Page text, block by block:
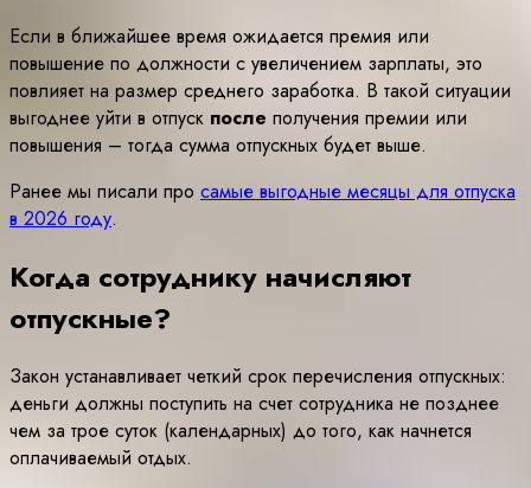
Если в ближайшее время ожидается премия или
повышение по должности с увеличением зарплаты, это
повлияет на размер среднего заработка. В такой ситуации
выгоднее уйти в отпуск после получения премии или
повышения – тогда сумма отпускных будет выше.
Ранее мы писали про самые выгодные месяцы для отпуска
в 2026 году.
Когда сотруднику начисляют
отпускные?
Закон устанавливает четкий срок перечисления отпускных:
деньги должны поступить на счет сотрудника не позднее
чем за трое суток (календарных) до того, как начнется
оплачиваемый отдых.